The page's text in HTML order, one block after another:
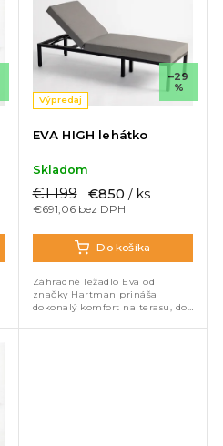
Výpredaj
–29
%
EVA HIGH lehátko
Skladom
€691,06 bez DPH
€1 199 €850 / ks
Do košíka
Záhradné ležadlo Eva od
značky Hartman prináša
dokonalý komfort na terasu, do
polstrovanie z prémiovej